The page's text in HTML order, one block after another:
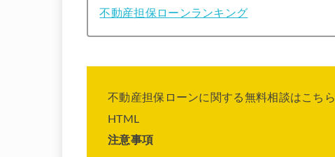
不動産担保ローンランキング
不動産担保ローンに関する無料相談はこちら
HTML
注意事項